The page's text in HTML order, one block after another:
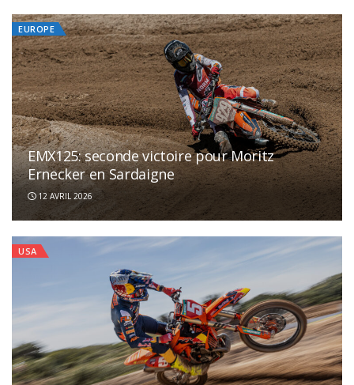
EUROPE
EMX125: seconde victoire pour Moritz
Ernecker en Sardaigne
12 AVRIL 2026
USA